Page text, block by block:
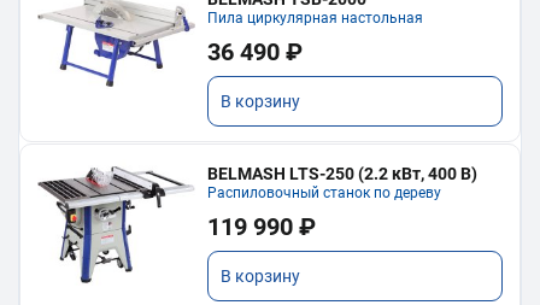
Пила циркулярная настольная
36 490 ₽
В корзину
BELMASH LTS-250 (2.2 кВт, 400 В)
Распиловочный станок по дереву
119 990 ₽
В корзину